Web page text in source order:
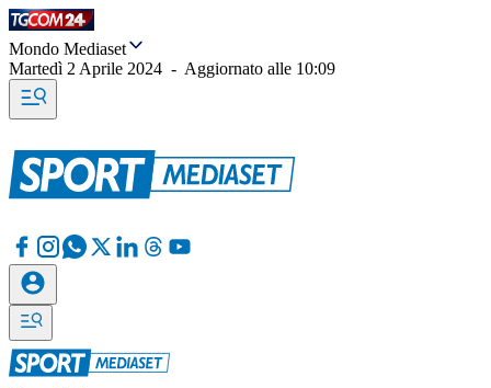
Mondo Mediaset
Martedì 2 Aprile 2024 - Aggiornato alle 10:09